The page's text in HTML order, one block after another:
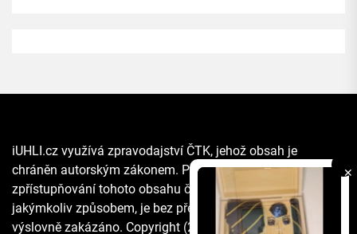
✕
iUHLI.cz využívá zpravodajství ČTK, jehož obsah je
chráněn autorským zákonem. Přepis, šíření či další
zpřístupňování tohoto obsahu či jeho části veřejnosti, a to
jakýmkoliv způsobem, je bez předchozího souhlasu ČTK
výslovně zakázáno. Copyright (2021) The Associated Press